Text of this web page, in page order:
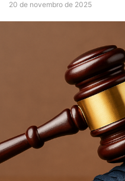
20 de novembro de 2025